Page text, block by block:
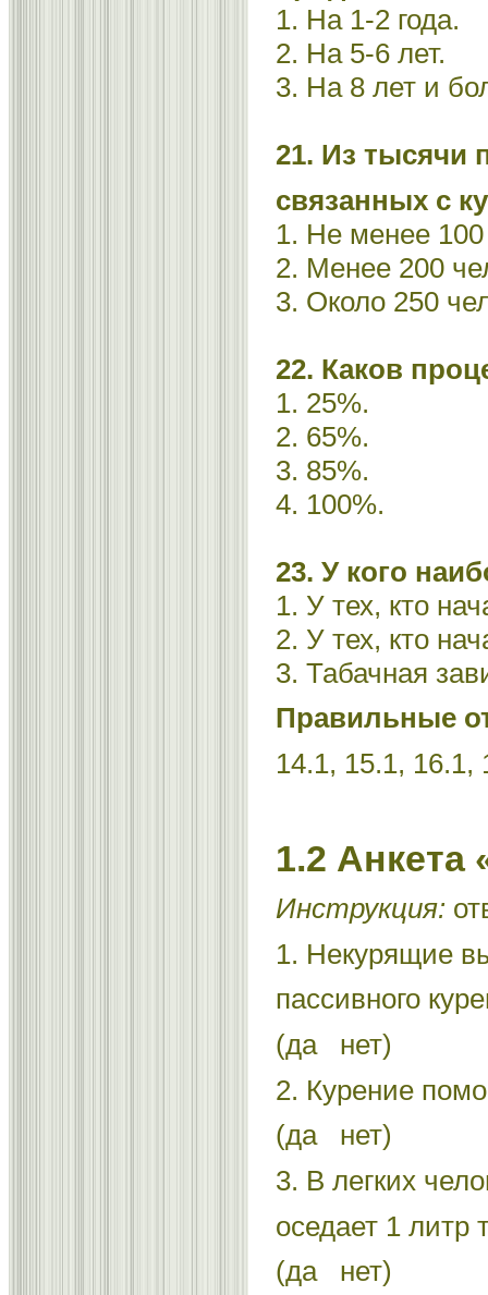
1. На 1-2 года.
2. На 5-6 лет.
3. На 8 лет и
21. Из тысячи
связанных с
1. Не менее 100
2. Менее 200
3. Около 250
22. Каков
1. 25%.
2. 65%.
3. 85%.
4. 100%.
23. У кого
1. У тех, кто
2. У тех, кто
3. Табачная
Правильные
14.1, 15.1, 16.1,
1.2 Анкета
Инструкция:
1. Некурящие
пассивного
(да нет)
2. Курение
(да нет)
3. В легких
оседает 1 литр
(да нет)